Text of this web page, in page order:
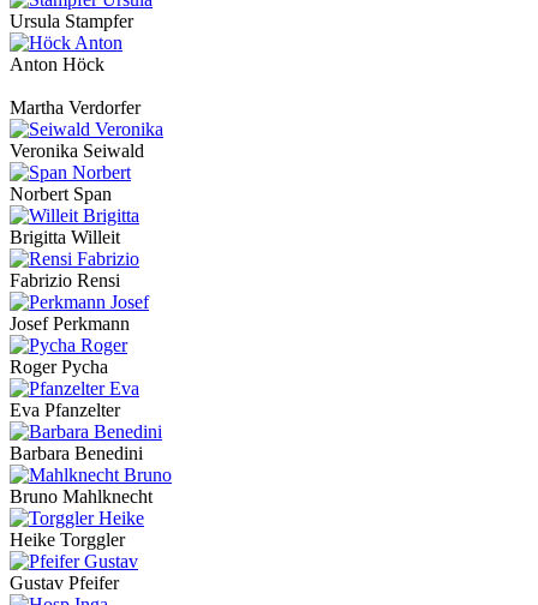
Ursula Stampfer
Anton Höck
Martha Verdorfer
Veronika Seiwald
Norbert Span
Brigitta Willeit
Fabrizio Rensi
Josef Perkmann
Roger Pycha
Eva Pfanzelter
Barbara Benedini
Bruno Mahlknecht
Heike Torggler
Gustav Pfeifer